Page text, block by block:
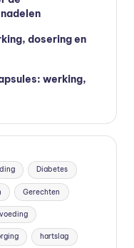
dosering en
werking,
Diabetes
Gerechten
hartslag